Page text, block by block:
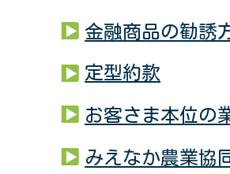
金融商品の勧誘
定型約款
お客さま本位の
みえなか農業協